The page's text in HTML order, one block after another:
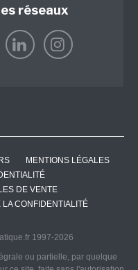
réseaux
MENTIONS LÉGALES
DE VENTE
CONFIDENTIALITÉ
1997-2026
ou partielle, par quelque